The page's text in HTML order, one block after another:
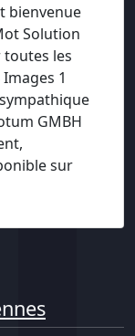
bienvenue
Solution
les
1
GMBH
sur